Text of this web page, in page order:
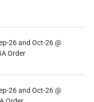
26 and Oct-26 @
Order
26 and Oct-26 @